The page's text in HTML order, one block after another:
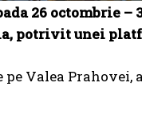
26 octombrie
potrivit unei
Valea